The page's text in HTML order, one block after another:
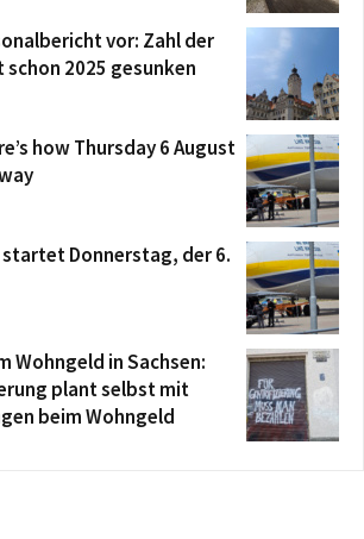
vor: Zahl der
2025 gesunken
how Thursday 6 August
startet Donnerstag, der 6.
Wohngeld in Sachsen:
plant selbst mit
beim Wohngeld